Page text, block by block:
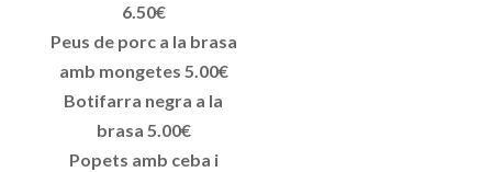
6.50€
Peus de porc a la brasa
amb mongetes 5.00€
Botifarra negra a la
brasa 5.00€
Popets amb ceba i